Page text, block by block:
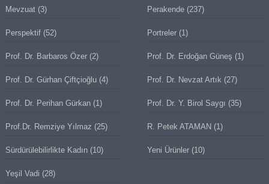
Mevzuat(3) Perakende (237)
Perspektif(52) Portreler (1)
Prof. Dr. Barbaros Özer(2) Prof. Dr. Erdoğan Güneş (1)
Prof. Dr. Gürhan Çiftçioğlu(4) Prof. Dr. Nevzat Artık (27)
Prof. Dr. Perihan Gürkan(1) Prof. Dr. Y. Birol Saygı (35)
Prof.Dr. Remziye Yılmaz (25) R. Petek ATAMAN (1)
Sürdürülebilirlikte Kadın(10) Yeni Ürünler (10)
Yeşil Vadi (28)